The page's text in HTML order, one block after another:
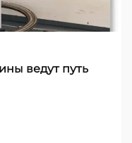
ведут путь